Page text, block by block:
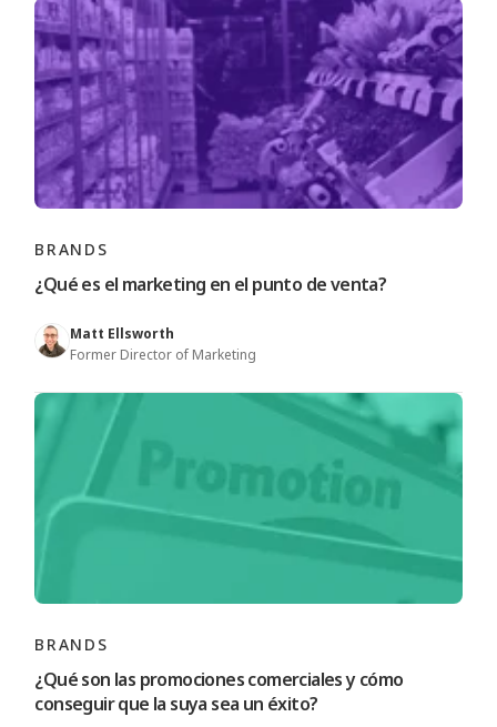
BRANDS
¿Qué es el marketing en el punto de venta?
Matt Ellsworth
Former Director of Marketing
BRANDS
¿Qué son las promociones comerciales y cómo
conseguir que la suya sea un éxito?